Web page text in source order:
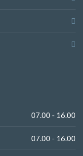
07.00 - 16.00
07.00 - 16.00